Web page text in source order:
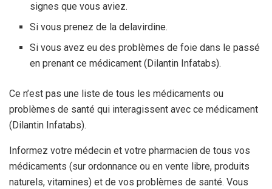
signes que vous aviez.
Si vous prenez de la delavirdine.
Si vous avez eu des problèmes de foie dans le passé
en prenant ce médicament (Dilantin Infatabs).
Ce n’est pas une liste de tous les médicaments ou
problèmes de santé qui interagissent avec ce médicament
(Dilantin Infatabs).
Informez votre médecin et votre pharmacien de tous vos
médicaments (sur ordonnance ou en vente libre, produits
naturels, vitamines) et de vos problèmes de santé. Vous